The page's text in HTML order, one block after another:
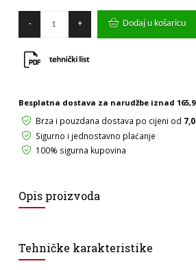
-
KLJUČEVI
GEDORA
(85
CrV
količina
+ Dodaj u košaricu
Besplatna dostava za narudžbe iznad
Brza i pouzdana dostava po cijeni od
Sigurno i jednostavno plaćanje
100% sigurna kupovina
Opis proizvoda
Tehničke karakteristike